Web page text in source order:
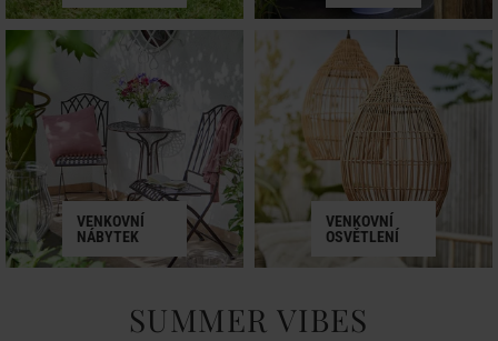
VENKOVNÍ
NÁBYTEK
VENKOVNÍ
OSVĚTLENÍ
SUMMER VIBES